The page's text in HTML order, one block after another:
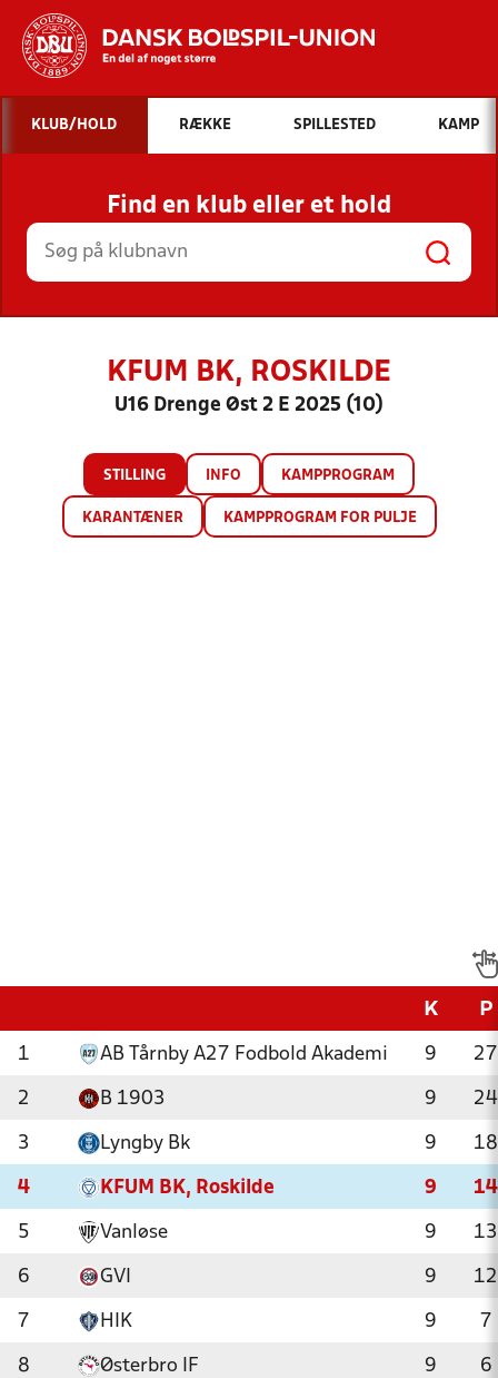
Hvad vil du søge efter?
INDHOLD OG NYHEDER
STILLINGER, RESULTATER, KLUBBER OG
HOLD
KLUB/HOLD RÆKKE SPILLESTED KAMP
Find en klub eller et hold
KFUM BK, ROSKILDE
U16 Drenge Øst 2 E 2025 (10)
STILLING INFO KAMPPROGRAM
KARANTÆNER KAMPPROGRAM FOR PULJE
K P
1 AB Tårnby A27 Fodbold Akademi 9 27
2 B 1903 9 24
3 Lyngby Bk 9 18
4 KFUM BK, Roskilde 9 14
5 Vanløse 9 13
6 GVI 9 12
7 HIK 9 7
8 Østerbro IF 9 6